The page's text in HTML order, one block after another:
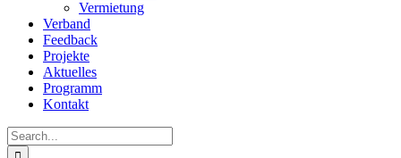
Vermietung
Verband
Feedback
Projekte
Aktuelles
Programm
Kontakt
Search
for: